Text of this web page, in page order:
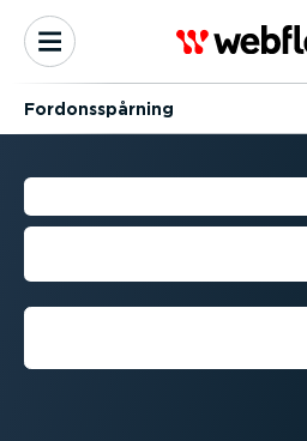
Fordons­spårning
Optimera